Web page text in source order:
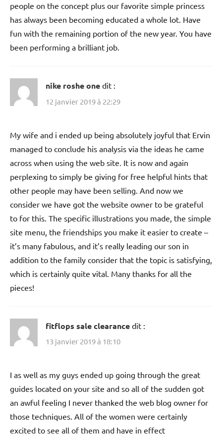
people on the concept plus our favorite simple princess
has always been becoming educated a whole lot. Have
fun with the remaining portion of the new year. You have
been performing a brilliant job.
nike roshe one dit :
12 janvier 2019 à 22:29
My wife and i ended up being absolutely joyful that Ervin
managed to conclude his analysis via the ideas he came
across when using the web site. It is now and again
perplexing to simply be giving for free helpful hints that
other people may have been selling. And now we
consider we have got the website owner to be grateful
to for this. The specific illustrations you made, the simple
site menu, the friendships you make it easier to create –
it’s many fabulous, and it’s really leading our son in
addition to the family consider that the topic is satisfying,
which is certainly quite vital. Many thanks for all the
pieces!
fitflops sale clearance dit :
13 janvier 2019 à 18:10
I as well as my guys ended up going through the great
guides located on your site and so all of the sudden got
an awful feeling I never thanked the web blog owner for
those techniques. All of the women were certainly
excited to see all of them and have in effect